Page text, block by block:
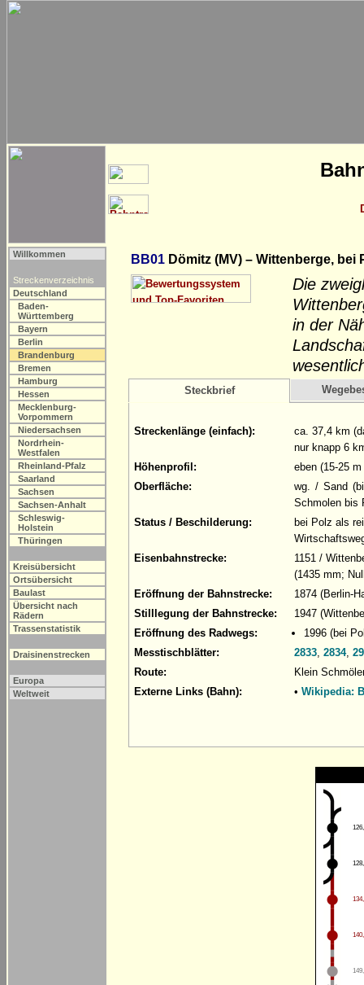
Willkommen
Streckenverzeichnis
Deutschland
Baden-
Württemberg
Bayern
Berlin
Brandenburg
Bremen
Hamburg
Hessen
Mecklenburg-
Vorpommern
Niedersachsen
Nordrhein-
Westfalen
Rheinland-Pfalz
Saarland
Sachsen
Sachsen-Anhalt
Schleswig-
Holstein
Thüringen
Kreisübersicht
Ortsübersicht
Baulast
Übersicht nach
Rädern
Trassenstatistik
Draisinenstrecken
Europa
Weltweit
BB01 Dömitz (MV) – Wittenberge,
Die
in der
Steckbrief
Streckenlänge (einfach):
ca. 37,4 km
nur knapp 6
Höhenprofil:
eben (15-25
Oberfläche:
wg. / Sand
Schmolen bis
Status / Beschilderung:
bei Polz als
Eisenbahnstrecke:
1151 /
(1435 mm;
Eröffnung der Bahnstrecke:
1874 (Berlin-
Stilllegung der Bahnstrecke:
1947
Eröffnung des Radwegs:
1996 (bei
Messtischblätter:
2833, 2834,
Route:
Klein
Externe Links (Bahn):
• Wikipedia: